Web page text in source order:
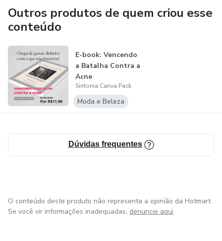
Outros produtos de quem criou esse
conteúdo
E-book: Vencendo
a Batalha Contra a
Acne
Sintonia Canva Pack
Moda e Beleza
Dúvidas frequentes
O conteúdo deste produto não representa a opinião da Hotmart.
Se você vir informações inadequadas, denuncie aqui